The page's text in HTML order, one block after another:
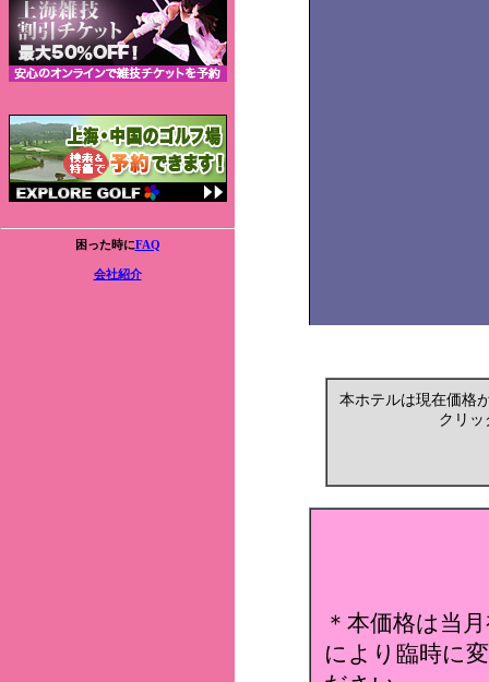
困った時にFAQ
会社紹介
本ホテルは現在価格
クリッ
＊本価格は当
により臨時に